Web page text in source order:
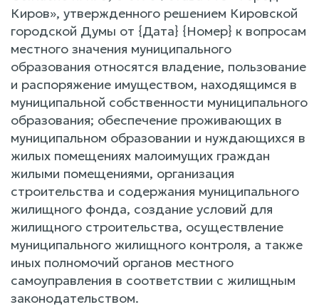
Киров», утвержденного решением Кировской
городской Думы от {Дата} {Номер} к вопросам
местного значения муниципального
образования относятся владение, пользование
и распоряжение имуществом, находящимся в
муниципальной собственности муниципального
образования; обеспечение проживающих в
муниципальном образовании и нуждающихся в
жилых помещениях малоимущих граждан
жилыми помещениями, организация
строительства и содержания муниципального
жилищного фонда, создание условий для
жилищного строительства, осуществление
муниципального жилищного контроля, а также
иных полномочий органов местного
самоуправления в соответствии с жилищным
законодательством.